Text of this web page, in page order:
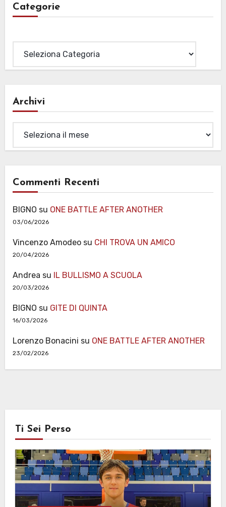
Categorie
Archivi
Commenti Recenti
BIGNO su ONE BATTLE AFTER ANOTHER
03/06/2026
Vincenzo Amodeosu CHI TROVA UN AMICO
20/04/2026
Andrea su IL BULLISMO A SCUOLA
20/03/2026
BIGNO su GITE DI QUINTA
16/03/2026
Lorenzo Bonacini su ONE BATTLE AFTER ANOTHER
23/02/2026
Ti Sei Perso